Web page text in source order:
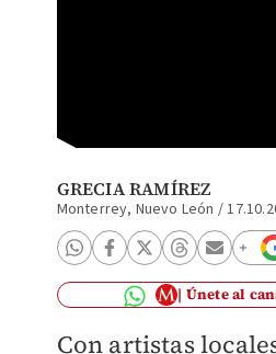
GRECIA RAMÍREZ
Monterrey, Nuevo León /
Únete al
Con artistas